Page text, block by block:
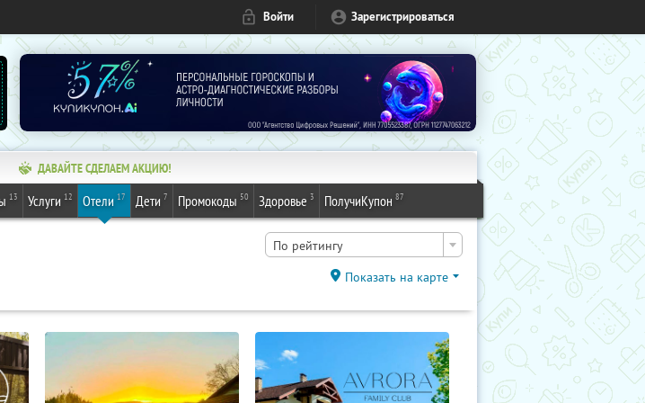
Войти Зарегистрироваться
ДАВАЙТЕ СДЕЛАЕМ АКЦИЮ!
13 Услуги 12 Отели 17 Дети 7 Промокоды 50 Здоровье 3 ПолучиКупон 87
По рейтингу
Показать на карте